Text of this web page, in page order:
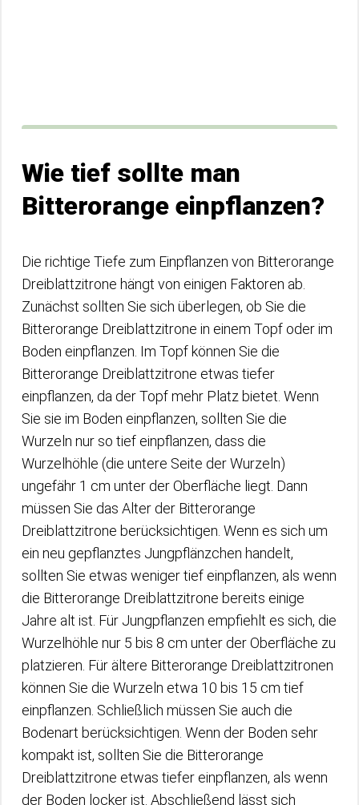
Wie tief sollte man
Bitterorange einpflanzen?
Die richtige Tiefe zum Einpflanzen von Bitterorange
Dreiblattzitrone hängt von einigen Faktoren ab.
Zunächst sollten Sie sich überlegen, ob Sie die
Bitterorange Dreiblattzitrone in einem Topf oder im
Boden einpflanzen. Im Topf können Sie die
Bitterorange Dreiblattzitrone etwas tiefer
einpflanzen, da der Topf mehr Platz bietet. Wenn
Sie sie im Boden einpflanzen, sollten Sie die
Wurzeln nur so tief einpflanzen, dass die
Wurzelhöhle (die untere Seite der Wurzeln)
ungefähr 1 cm unter der Oberfläche liegt. Dann
müssen Sie das Alter der Bitterorange
Dreiblattzitrone berücksichtigen. Wenn es sich um
ein neu gepflanztes Jungpflänzchen handelt,
sollten Sie etwas weniger tief einpflanzen, als wenn
die Bitterorange Dreiblattzitrone bereits einige
Jahre alt ist. Für Jungpflanzen empfiehlt es sich, die
Wurzelhöhle nur 5 bis 8 cm unter der Oberfläche zu
platzieren. Für ältere Bitterorange Dreiblattzitronen
können Sie die Wurzeln etwa 10 bis 15 cm tief
einpflanzen. Schließlich müssen Sie auch die
Bodenart berücksichtigen. Wenn der Boden sehr
kompakt ist, sollten Sie die Bitterorange
Dreiblattzitrone etwas tiefer einpflanzen, als wenn
der Boden locker ist. Abschließend lässt sich